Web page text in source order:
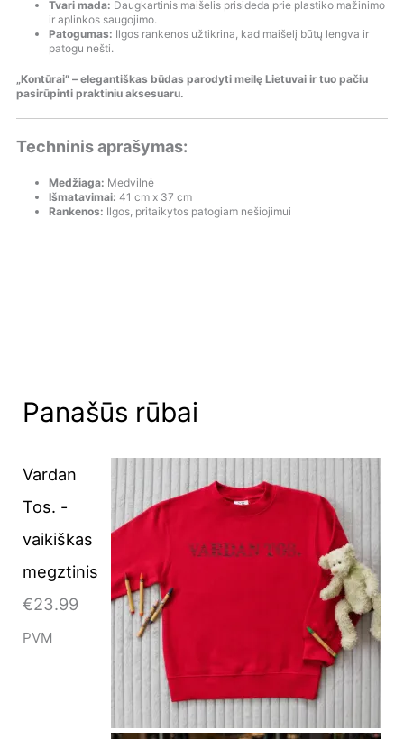
Panašūs rūbai
Vardan
Tos. -
vaikiškas
megztinis
€23.99
PVM
Tvari mada: Daugkartinis maišelis prisideda prie plastiko mažinimo
ir aplinkos saugojimo.
Patogumas: Ilgos rankenos užtikrina, kad maišelį būtų lengva ir
patogu nešti.
„Kontūrai“ – elegantiškas būdas parodyti meilę Lietuvai ir tuo pačiu
pasirūpinti praktiniu aksesuaru.
Techninis aprašymas:
Medžiaga: Medvilnė
Išmatavimai: 41 cm x 37 cm
Rankenos: Ilgos, pritaikytos patogiam nešiojimui